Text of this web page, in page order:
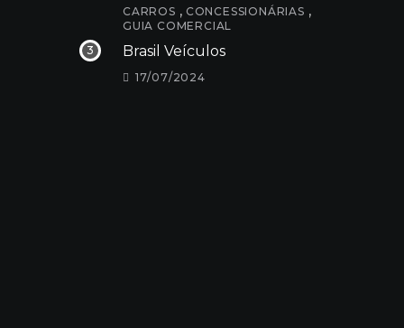
CARROS , CONCESSIONÁRIAS ,
GUIA COMERCIAL
Brasil Veículos
17/07/2024